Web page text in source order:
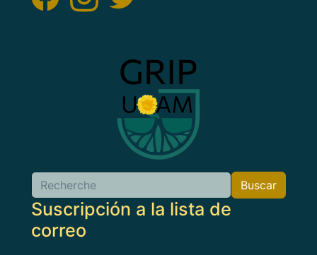
Buscar Buscar
Suscripción a la lista de
correo